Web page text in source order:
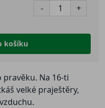
- +
košíku
Na 16-ti
velké praještěry,